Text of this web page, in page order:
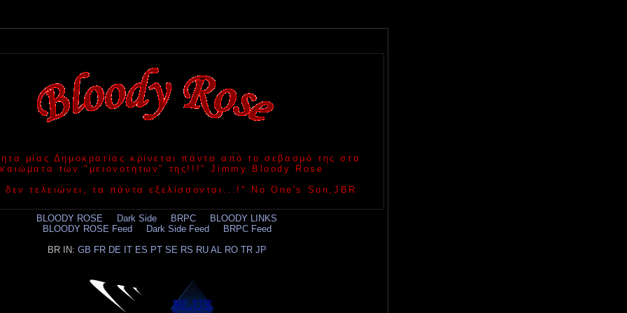
μίας Δημοκρατίας κρίνεται πάντα από το σεβασμό της στα
των "μειονοτήτων" της!!!" Jimmy Bloody Rose
δεν τελειώνει, τα πάντα εξελίσσονται...!" No One's Son,JBR
BLOODY ROSE Dark Side BRPC
BLOODY LINKS
BLOODY ROSE Feed..... Dark Side Feed..... BRPC Feed
BR IN: GB FR DE IT ES PT SE RS RU AL RO TR JP